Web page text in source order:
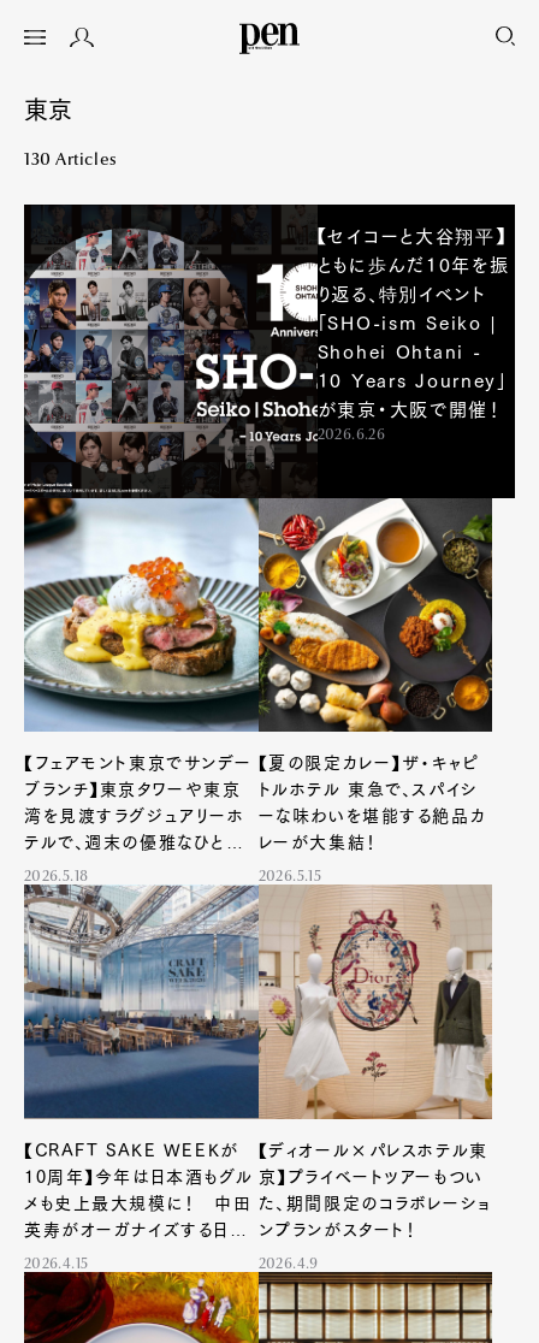
東京
130 Articles
【セイコーと大谷翔平】
ともに歩んだ10年を振
り返る、特別イベント
「SHO-ism Seiko |
Shohei Ohtani -
10 Years Journey」
が東京・大阪で開催！
2026.6.26
【フェアモント東京でサンデー
ブランチ】東京タワーや東京
湾を見渡すラグジュアリーホ
テルで、週末の優雅なひととき
を
2026.5.18
【夏の限定カレー】ザ・キャピ
トルホテル 東急で、スパイシ
ーな味わいを堪能する絶品カ
レーが大集結！
2026.5.15
【CRAFT SAKE WEEKが
10周年】今年は日本酒もグル
メも史上最大規模に！ 中田
英寿がオーガナイズする日本
食文化の祭典がまもなく開催
2026.4.15
【ディオール×パレスホテル東
京】プライベートツアーもつい
た、期間限定のコラボレーショ
ンプランがスタート！
2026.4.9